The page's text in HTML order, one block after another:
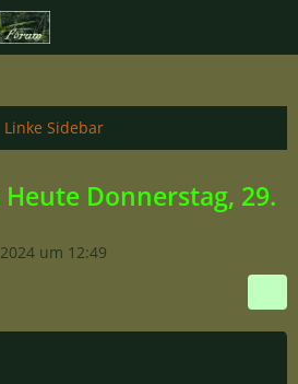
Heute Donnerstag, 29.
um 12:49